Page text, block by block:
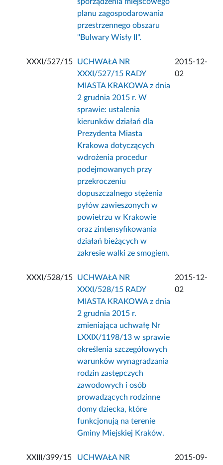
planu zagospodarowania
przestrzennego obszaru
''Bulwary Wisły II''.
XXXI/527/15
UCHWAŁA NR
XXXI/527/15 RADY
MIASTA KRAKOWA z dnia
2 grudnia 2015 r. W
sprawie: ustalenia
kierunków działań dla
Prezydenta Miasta
Krakowa dotyczących
wdrożenia procedur
podejmowanych przy
przekroczeniu
dopuszczalnego stężenia
pyłów zawieszonych w
powietrzu w Krakowie
oraz zintensyfikowania
działań bieżących w
zakresie walki ze smogiem.
2015-12-
02
XXXI/528/15
UCHWAŁA NR
XXXI/528/15 RADY
MIASTA KRAKOWA z dnia
2 grudnia 2015 r.
zmieniająca uchwałę Nr
LXXIX/1198/13 w sprawie
określenia szczegółowych
warunków wynagradzania
rodzin zastępczych
zawodowych i osób
prowadzących rodzinne
domy dziecka, które
funkcjonują na terenie
Gminy Miejskiej Kraków.
2015-12-
02
XXIII/399/15
UCHWAŁA NR
2015-09-